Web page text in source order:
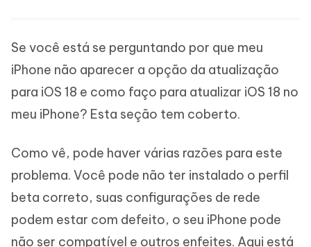
Se você está se perguntando por que meu
iPhone não aparecer a opção da atualização
para iOS 18 e como faço para atualizar iOS 18 no
meu iPhone? Esta seção tem coberto.
Como vê, pode haver várias razões para este
problema. Você pode não ter instalado o perfil
beta correto, suas configurações de rede
podem estar com defeito, o seu iPhone pode
não ser compatível e outros enfeites. Aqui está